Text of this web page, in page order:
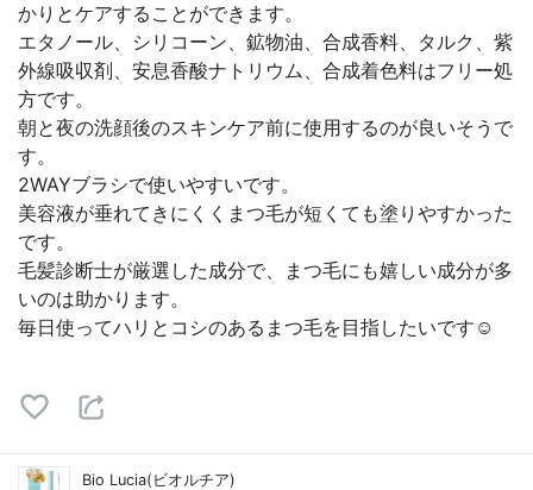
かりとケアすることができます。
エタノール、シリコーン、鉱物油、合成香料、タルク、紫
外線吸収剤、安息香酸ナトリウム、合成着色料はフリー処
方です。
朝と夜の洗顔後のスキンケア前に使用するのが良いそうで
す。
2WAYブラシで使いやすいです。
美容液が垂れてきにくくまつ毛が短くても塗りやすかった
です。
毛髪診断士が厳選した成分で、まつ毛にも嬉しい成分が多
いのは助かります。
毎日使ってハリとコシのあるまつ毛を目指したいです☺️
Bio Lucia(ビオルチア)